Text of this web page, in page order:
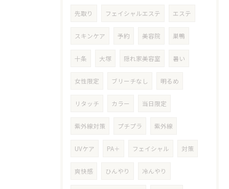
先取り フェイシャルエステ エステ
スキンケア 予約 美容院 巣鴨
十条 大塚 隠れ家美容室 暑い
女性限定 ブリーチなし 明るめ
リタッチ カラー 当日限定
紫外線対策 プチプラ 紫外線
UVケア PA＋ フェイシャル 対策
爽快感 ひんやり 冷んやり